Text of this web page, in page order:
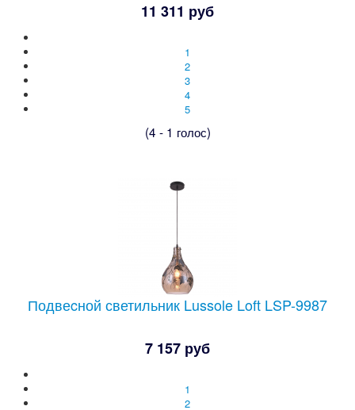
11 311 руб
1
2
3
4
5
(4 - 1 голос)
Подвеcной светильник Lussole Loft LSP-9987
7 157 руб
1
2